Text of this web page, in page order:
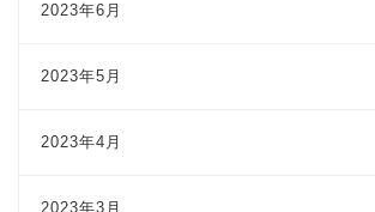
2023年6月
2023年5月
2023年4月
2023年3月